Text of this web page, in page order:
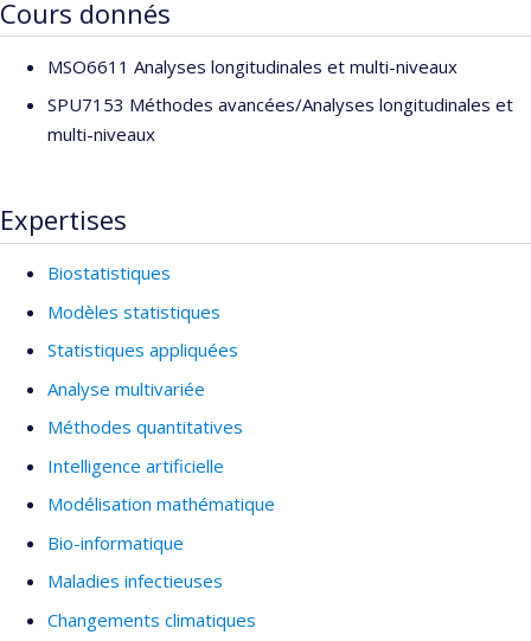
Cours donnés
MSO6611 Analyses longitudinales et multi-niveaux
SPU7153 Méthodes avancées/Analyses longitudinales et
multi-niveaux
Expertises
Biostatistiques
Modèles statistiques
Statistiques appliquées
Analyse multivariée
Méthodes quantitatives
Intelligence artificielle
Modélisation mathématique
Bio-informatique
Maladies infectieuses
Changements climatiques